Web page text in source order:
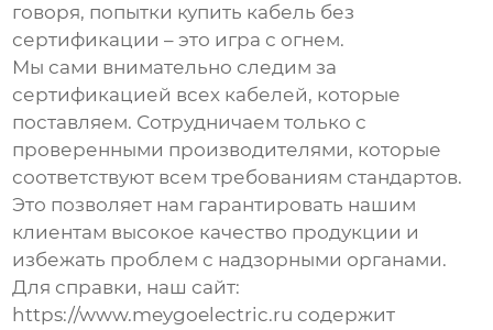
говоря, попытки купить кабель без
сертификации – это игра с огнем.
Мы сами внимательно следим за
сертификацией всех кабелей, которые
поставляем. Сотрудничаем только с
проверенными производителями, которые
соответствуют всем требованиям стандартов.
Это позволяет нам гарантировать нашим
клиентам высокое качество продукции и
избежать проблем с надзорными органами.
Для справки, наш сайт:
https://www.meygoelectric.ru содержит